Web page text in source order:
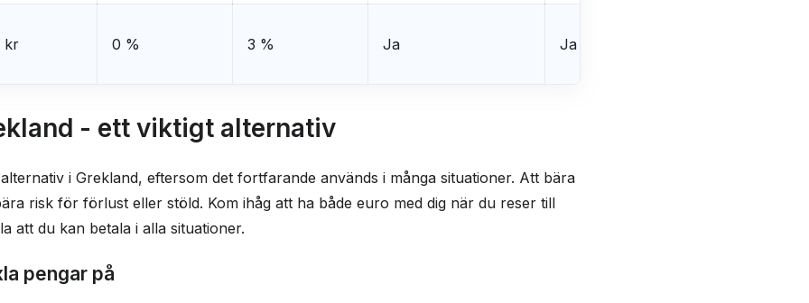
kr 0 % 3 % Ja Ja
- ett viktigt alternativ
i Grekland, eftersom det fortfarande används i många situationer. Att bära
risk för förlust eller stöld. Kom ihåg att ha både euro med dig när du reser till
att du kan betala i alla situationer.
pengar på